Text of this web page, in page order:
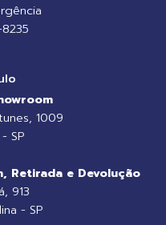
1009
SP
Retirada e Devolução
913
- SP